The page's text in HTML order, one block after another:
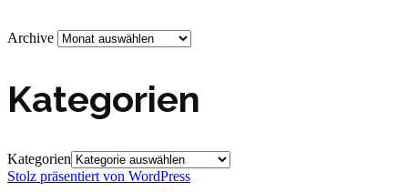
Archive
Kategorien
Kategorien
Stolz präsentiert von WordPress